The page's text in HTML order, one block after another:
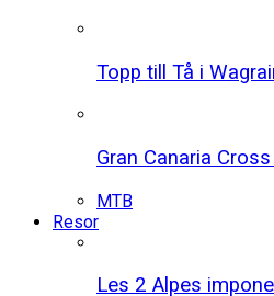
Topp till Tå i
Gran Canaria
MTB
Resor
Les 2 Alpes